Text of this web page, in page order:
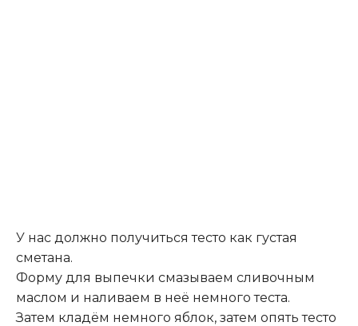
У нас должно получиться тесто как густая
сметана.
Форму для выпечки смазываем сливочным
маслом и наливаем в неё немного теста.
Затем кладём немного яблок, затем опять тесто